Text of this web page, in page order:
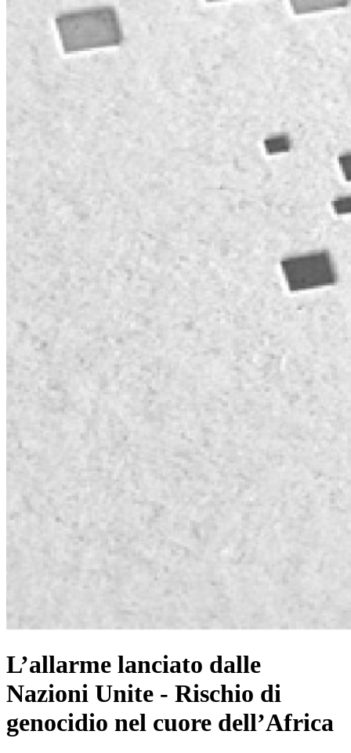
L’allarme lanciato dalle
Nazioni Unite - Rischio di
genocidio nel cuore dell’Africa